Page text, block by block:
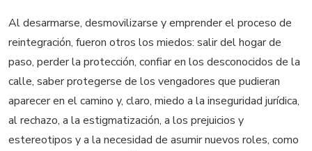
Al desarmarse, desmovilizarse y emprender el proceso de
reintegración, fueron otros los miedos: salir del hogar de
paso, perder la protección, confiar en los desconocidos de la
calle, saber protegerse de los vengadores que pudieran
aparecer en el camino y, claro, miedo a la inseguridad jurídica,
al rechazo, a la estigmatización, a los prejuicios y
estereotipos y a la necesidad de asumir nuevos roles, como